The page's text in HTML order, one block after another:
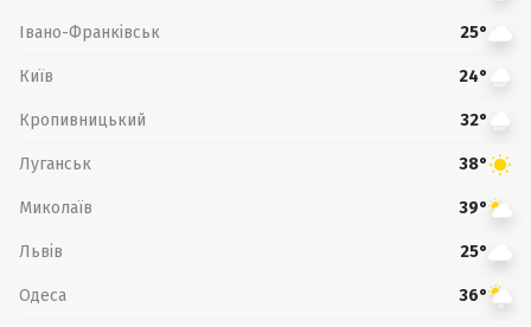
Івано-Франківськ 25°
Київ 24°
Кропивницький 32°
Луганськ 38°
Миколаїв 39°
Львів 25°
Одеса 36°